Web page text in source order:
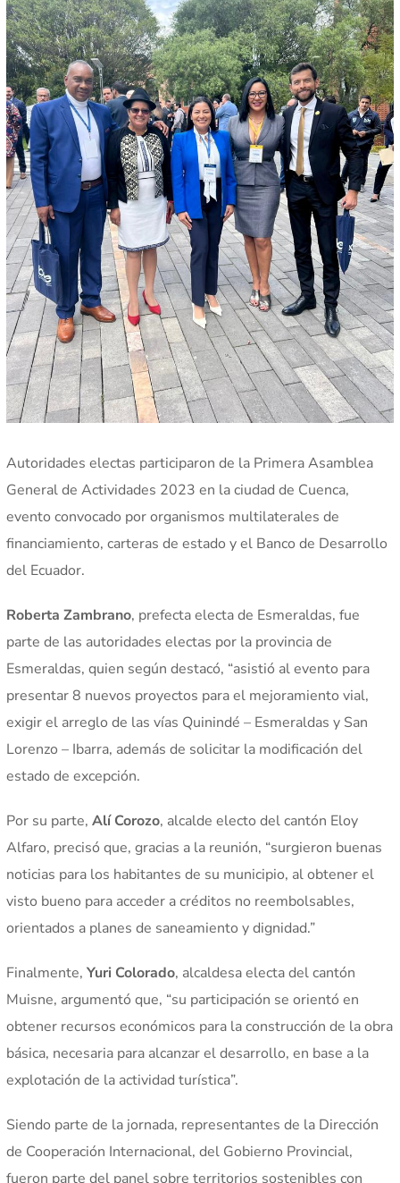
Autoridades electas participaron de la Primera Asamblea
General de Actividades 2023 en la ciudad de Cuenca,
evento convocado por organismos multilaterales de
financiamiento, carteras de estado y el Banco de Desarrollo
del Ecuador.
Roberta Zambrano, prefecta electa de Esmeraldas, fue
parte de las autoridades electas por la provincia de
Esmeraldas, quien según destacó, “asistió al evento para
presentar 8 nuevos proyectos para el mejoramiento vial,
exigir el arreglo de las vías Quinindé – Esmeraldas y San
Lorenzo – Ibarra, además de solicitar la modificación del
estado de excepción.
Por su parte,Alí Corozo, alcalde electo del cantón Eloy
Alfaro, precisó que, gracias a la reunión, “surgieron buenas
noticias para los habitantes de su municipio, al obtener el
visto bueno para acceder a créditos no reembolsables,
orientados a planes de saneamiento y dignidad.”
Finalmente,Yuri Colorado, alcaldesa electa del cantón
Muisne, argumentó que, “su participación se orientó en
obtener recursos económicos para la construcción de la obra
básica, necesaria para alcanzar el desarrollo, en base a la
explotación de la actividad turística”.
Siendo parte de la jornada, representantes de la Dirección
de Cooperación Internacional, del Gobierno Provincial,
fueron parte del panel sobre territorios sostenibles con